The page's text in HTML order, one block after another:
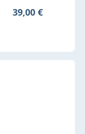
Regulärer Preis:
39,00 €